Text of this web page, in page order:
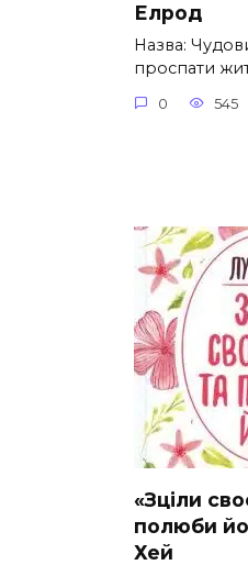
Елрод
Назва:
проспати
0 545
«Зціли
полюби
Хей